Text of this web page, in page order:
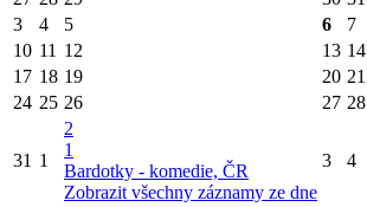
3
4 5 6 7
10 11 12 13 14
17 18 19 20 21
24 25 26 27 28
31 1
2
1
Bardotky - komedie, ČR
Zobrazit všechny záznamy ze dne
3 4